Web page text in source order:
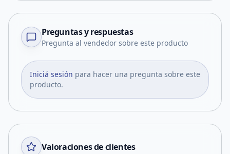
Preguntas y respuestas
Pregunta al vendedor sobre este producto
Iniciá sesión para hacer una pregunta sobre este
producto.
Valoraciones de clientes